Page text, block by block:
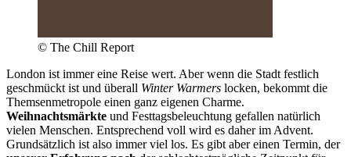
© The Chill Report
London ist immer eine Reise wert. Aber wenn die Stadt festlich
geschmückt ist und überall Winter Warmers locken, bekommt die
Themsenmetropole einen ganz eigenen Charme.
Weihnachtsmärkte und Festtagsbeleuchtung gefallen natürlich
vielen Menschen. Entsprechend voll wird es daher im Advent.
Grundsätzlich ist also immer viel los. Es gibt aber einen Termin, der